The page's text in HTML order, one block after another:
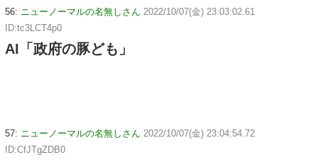
56: ニューノーマルの名無しさん 2022/10/07(金) 23:03:02.61
ID:tc3LCT4p0
AI「政府の豚ども」
57: ニューノーマルの名無しさん 2022/10/07(金) 23:04:54.72
ID:CfJTgZDB0